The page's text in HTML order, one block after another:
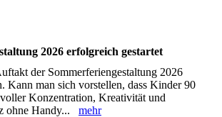
2026 erfolgreich gestartet
der Sommerferiengestaltung 2026
Kann man sich vorstellen, dass Kinder 90
Konzentration, Kreativität und
ohne Handy... mehr